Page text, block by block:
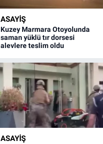
ASAYİŞ
Kuzey Marmara Otoyolunda
saman yüklü tır dorsesi
alevlere teslim oldu
ASAYİŞ